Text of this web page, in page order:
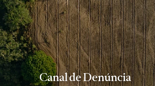
Canal de Denúncia